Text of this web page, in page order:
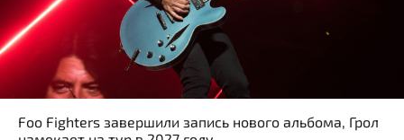
Foo Fighters завершили запись нового альбома, Грол